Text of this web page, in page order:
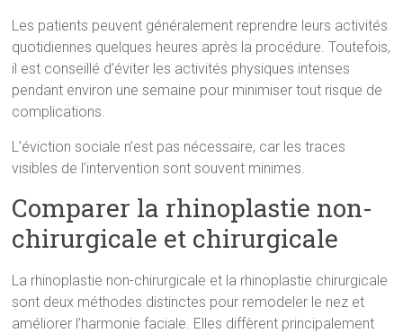
Les patients peuvent généralement reprendre leurs activités
quotidiennes quelques heures après la procédure. Toutefois,
il est conseillé d’éviter les activités physiques intenses
pendant environ une semaine pour minimiser tout risque de
complications.
L’éviction sociale n’est pas nécessaire, car les traces
visibles de l’intervention sont souvent minimes.
Comparer la rhinoplastie non-
chirurgicale et chirurgicale
La rhinoplastie non-chirurgicale et la rhinoplastie chirurgicale
sont deux méthodes distinctes pour remodeler le nez et
améliorer l’harmonie faciale. Elles diffèrent principalement